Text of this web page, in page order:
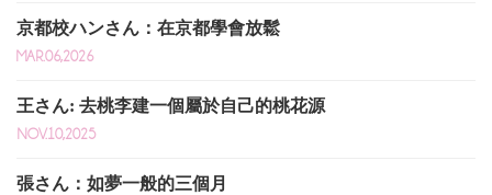
京都校ハンさん：在京都學會放鬆
MAR.06,2026
王さん: 去桃李建一個屬於自己的桃花源
NOV.10,2025
張さん：如夢一般的三個月